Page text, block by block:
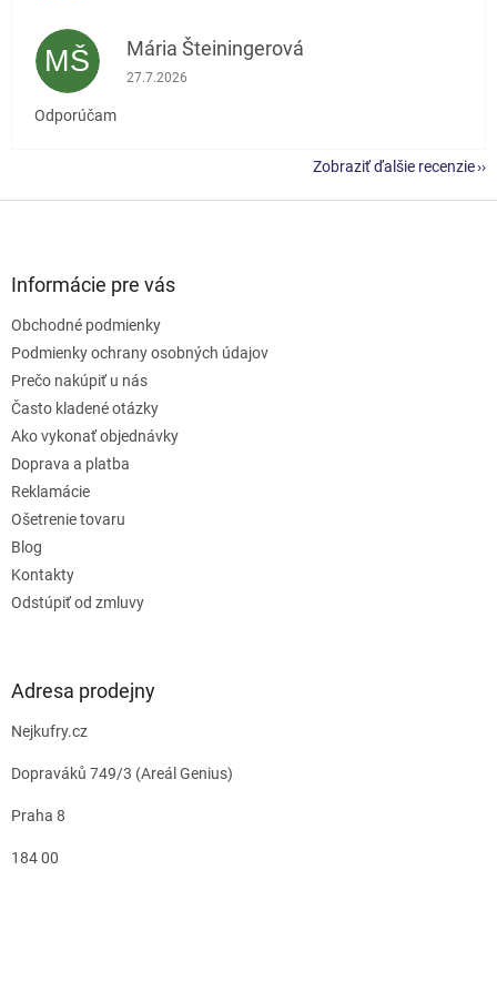
MŠ Mária Šteiningerová
Hodnotenie obchodu je 5 z 5 hviezdičiek.
27.7.2026
Odporúčam
Zobraziť ďalšie recenzie
Informácie pre vás
Obchodné podmienky
Podmienky ochrany osobných údajov
Prečo nakúpiť u nás
Často kladené otázky
Ako vykonať objednávky
Doprava a platba
Reklamácie
Ošetrenie tovaru
Blog
Kontakty
Odstúpiť od zmluvy
Adresa prodejny
Nejkufry.cz
Dopraváků 749/3 (Areál Genius)
Praha 8
184 00